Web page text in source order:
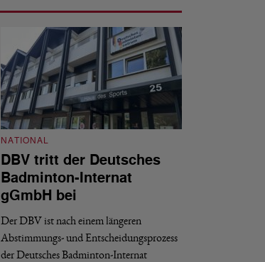
NATIONAL
DBV tritt der Deutsches
Badminton-Internat
gGmbH bei
Der DBV ist nach einem längeren
Abstimmungs- und Entscheidungsprozess
der Deutsches Badminton-Internat